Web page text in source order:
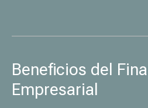
Beneficios del
Empresarial